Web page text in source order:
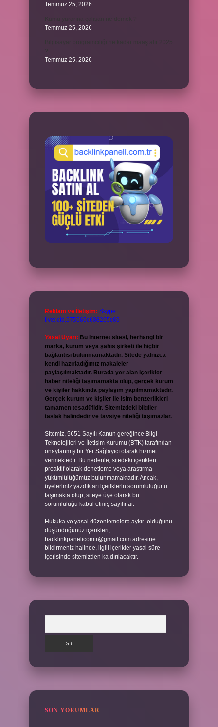
Temmuz 25, 2026
Temmuz 25, 2026
Temmuz 25, 2026
Reklam ve İletişim: Skype:
live:.cid.575569c608265c69
Yasal Uyarı: Bu internet sitesi, herhangi bir
marka, kurum veya şahıs şirketi ile hiçbir
bağlantısı bulunmamaktadır. Sitede yalnızca
kendi hazırladığımız makaleler
paylaşılmaktadır. Burada yer alan içerikler
haber niteliği taşımamakta olup, gerçek kurum
ve kişiler hakkında paylaşım yapılmamaktadır.
Gerçek kurum ve kişiler ile isim benzerlikleri
tamamen tesadüfidir. Sitemizdeki bilgiler
taslak halindedir ve tavsiye niteliği taşımazlar.
Sitemiz, 5651 Sayılı Kanun gereğince Bilgi
Teknolojileri ve İletişim Kurumu (BTK) tarafından
onaylanmış bir Yer Sağlayıcı olarak hizmet
vermektedir. Bu nedenle, sitedeki içerikleri
proaktif olarak denetleme veya araştırma
yükümlülüğümüz bulunmamaktadır. Ancak,
üyelerimiz yazdıkları içeriklerin sorumluluğunu
taşımakta olup, siteye üye olarak bu
sorumluluğu kabul etmiş sayılırlar.
Hukuka ve yasal düzenlemelere aykırı olduğunu
düşündüğünüz içerikleri,
backlinkpanelicomtr@gmail.com adresine
bildirmeniz halinde, ilgili içerikler yasal süre
içerisinde sitemizden kaldırılacaktır.
SON YORUMLAR